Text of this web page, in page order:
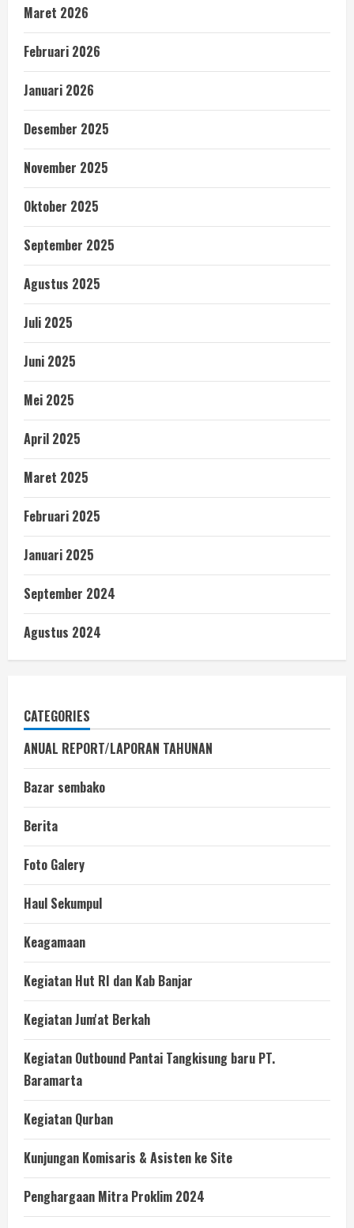
Maret 2026
Februari 2026
Januari 2026
Desember 2025
November 2025
Oktober 2025
September 2025
Agustus 2025
Juli 2025
Juni 2025
Mei 2025
April 2025
Maret 2025
Februari 2025
Januari 2025
September 2024
Agustus 2024
CATEGORIES
ANUAL REPORT/LAPORAN TAHUNAN
Bazar sembako
Berita
Foto Galery
Haul Sekumpul
Keagamaan
Kegiatan Hut RI dan Kab Banjar
Kegiatan Jum'at Berkah
Kegiatan Outbound Pantai Tangkisung baru PT.
Baramarta
Kegiatan Qurban
Kunjungan Komisaris & Asisten ke Site
Penghargaan Mitra Proklim 2024